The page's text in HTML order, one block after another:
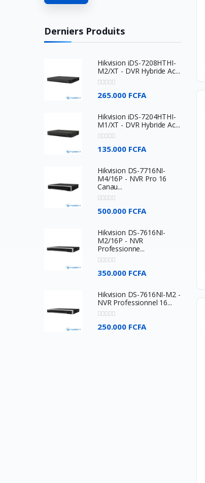
Turtle Beach
Veger
Western Digital
SONY
Beats ELectronics
Toshiba
Meetion
Derniers Produits
Hikvision iDS-7208HTHI-
M2/XT - DVR Hybride Ac...
265.000 FCFA
Hikvision iDS-7204HTHI-
M1/XT - DVR Hybride Ac...
135.000 FCFA
Hikvision DS-7716NI-
M4/16P - NVR Pro 16
Canau...
500.000 FCFA
Hikvision DS-7616NI-
M2/16P - NVR
Professionne...
350.000 FCFA
Hikvision DS-7616NI-M2 -
NVR Professionnel 16...
250.000 FCFA